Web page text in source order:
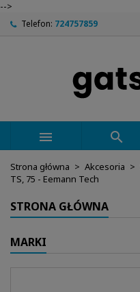
-->
Telefon: 724757859
 
Strona główna Akcesoria
TS, 75 - Eemann Tech
STRONA GŁÓWNA
MARKI